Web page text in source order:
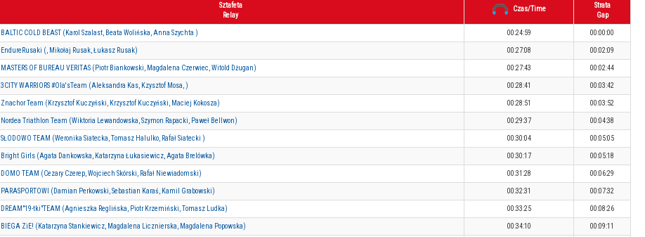
Sztafeta
Relay
Czas/Time
Strata
Gap
BALTIC COLD BEAST (Karol Szalast, Beata Wolińska, Anna Szychta ) 00:24:59 00:00:00
EndureRusaki (, Mikołaj Rusak, Łukasz Rusak) 00:27:08 00:02:09
MASTERS OF BUREAU VERITAS (Piotr Biankowski, Magdalena Czerwiec, Witold Dżugan) 00:27:43 00:02:44
3CITY WARRIORS #Ola'sTeam (Aleksandra Kas, Kzysztof Mosa, ) 00:28:41 00:03:42
Znachor Team (Krzysztof Kuczyński, Krzysztof Kuczyński, Maciej Kokosza) 00:28:51 00:03:52
Nordea Triathlon Team (Wiktoria Lewandowska, Szymon Rapacki, Paweł Bellwon) 00:29:37 00:04:38
SŁODOWO TEAM (Weronika Siatecka, Tomasz Halulko, Rafał Siatecki ) 00:30:04 00:05:05
Bright Girls (Agata Dankowska, Katarzyna Łukasiewicz, Agata Brelówka) 00:30:17 00:05:18
DOMO TEAM (Cezary Czerep, Wojciech Skórski, Rafał Niewiadomski) 00:31:28 00:06:29
PARASPORTOWI (Damian Perkowski, Sebastian Karaś, Kamil Grabowski) 00:32:31 00:07:32
DREAM"19-tki"TEAM (Agnieszka Reglińska, Piotr Krzemiński, Tomasz Ludka) 00:33:25 00:08:26
BIEGA ZiE! (Katarzyna Stankiewicz, Magdalena Licznierska, Magdalena Popowska) 00:34:10 00:09:11